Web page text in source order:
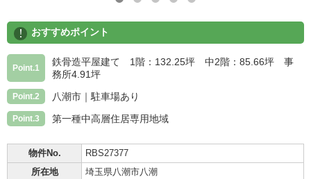
! おすすめポイント
Point.1
鉄骨造平屋建て 1階：132.25坪 中2階：85.66坪 事
務所4.91坪
Point.2 八潮市｜駐車場あり
Point.3 第一種中高層住居専用地域
物件No.
RBS27377
所在地
埼玉県八潮市八潮